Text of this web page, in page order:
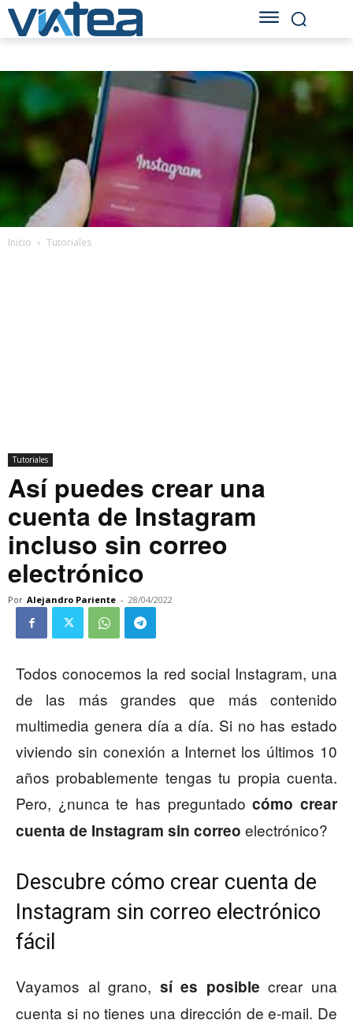
Inicio Tutoriales
Tutoriales
Así puedes crear una
cuenta de Instagram
incluso sin correo
electrónico
Por Alejandro Pariente - 28/04/2022
Todos conocemos la red social Instagram, una
de las más grandes que más contenido
multimedia genera día a día. Si no has estado
viviendo sin conexión a Internet los últimos 10
años probablemente tengas tu propia cuenta.
Pero, ¿nunca te has preguntadocómo crear
cuenta de Instagram sin correo electrónico?
Descubre cómo crear cuenta de
Instagram sin correo electrónico
fácil
Vayamos al grano, sí es posible crear una
cuenta si no tienes una dirección de e-mail. De